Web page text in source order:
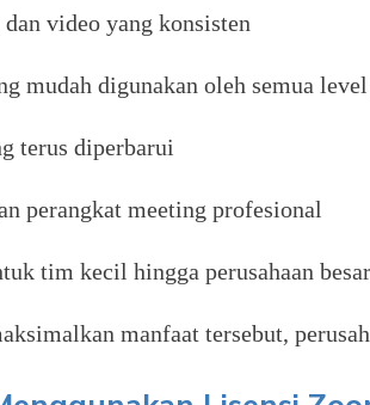
video yang konsisten
mudah digunakan oleh semua
terus diperbarui
perangkat meeting profesional
tim kecil hingga perusahaan besar
manfaat tersebut,